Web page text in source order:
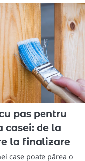
pas pentru
casei: de la
la finalizare
case poate părea o